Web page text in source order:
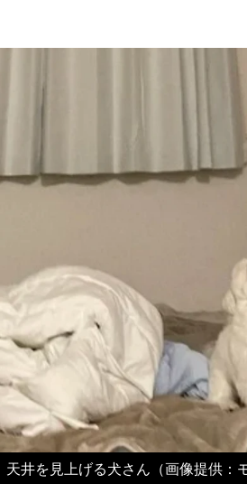
天井を見上げる犬さん（画像提供：